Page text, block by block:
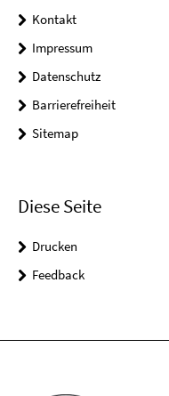
Kontakt
Impressum
Datenschutz
Barrierefreiheit
Sitemap
Diese Seite
Drucken
Feedback